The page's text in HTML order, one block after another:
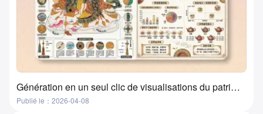
Génération en un seul clic de visualisations du patrimoine culturel immatériel par l'IA ? Cet outil le fait réellement !
Publié le：2026-04-08